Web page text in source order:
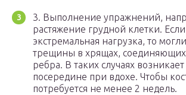
3. Выполнение упражнений,
растяжение грудной клетки.
экстремальная нагрузка, то
трещины в хрящах, соединяющих
ребра. В таких случаях
посередине при вдохе. Чтобы
потребуется не менее 2 недель.